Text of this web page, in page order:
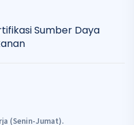
Sumber Daya
(Senin-Jumat).